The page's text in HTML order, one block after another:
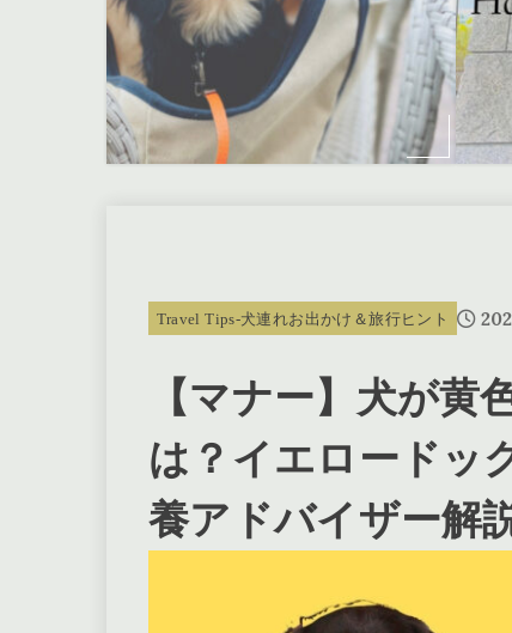
Travel Tips-犬連れお出かけ＆旅行ヒント
【マナー】犬が黄
は？イエロードッ
養アドバイザー解